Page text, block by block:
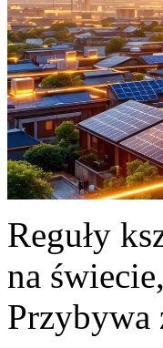
Reguły
na
Przybywa